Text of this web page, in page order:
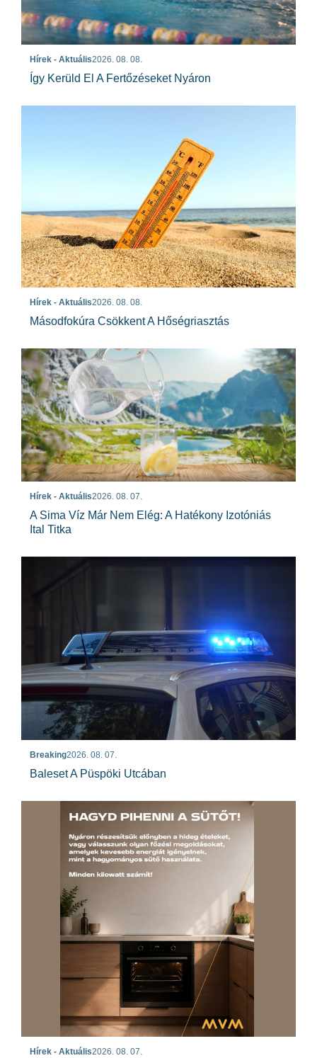
Hírek - Aktuális2026. 08. 08.
Így Kerüld El A Fertőzéseket Nyáron
Hírek - Aktuális2026. 08. 08.
Másodfokúra Csökkent A Hőségriasztás
Hírek - Aktuális2026. 08. 07.
A Sima Víz Már Nem Elég: A Hatékony Izotóniás
Ital Titka
Breaking2026. 08. 07.
Baleset A Püspöki Utcában
Hírek - Aktuális2026. 08. 07.